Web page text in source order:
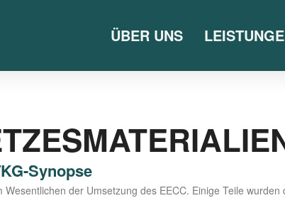
ÜBER UNS
Synopse
der Umset­zung des EECC. Eini­ge Tei­le